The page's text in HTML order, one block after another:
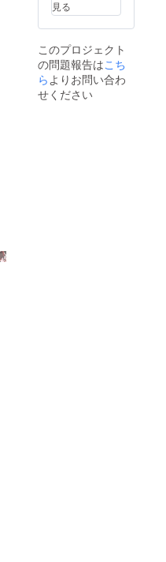
見る
このプロジェクト
の問題報告はこち
ら よりお問い合わ
せください